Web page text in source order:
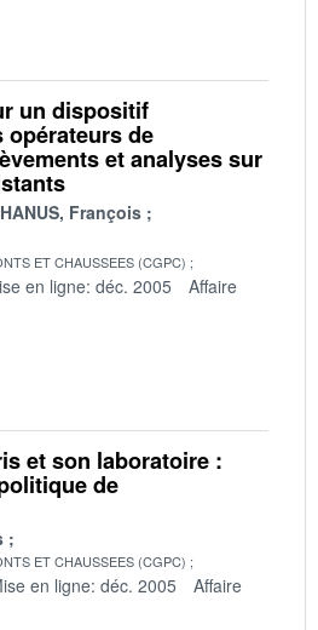
un dispositif
de
et analyses sur
HANUS, François
ET CHAUSSEES (CGPC)
en ligne: déc. 2005
Affaire
et son laboratoire :
de
ET CHAUSSEES (CGPC)
en ligne: déc. 2005
Affaire